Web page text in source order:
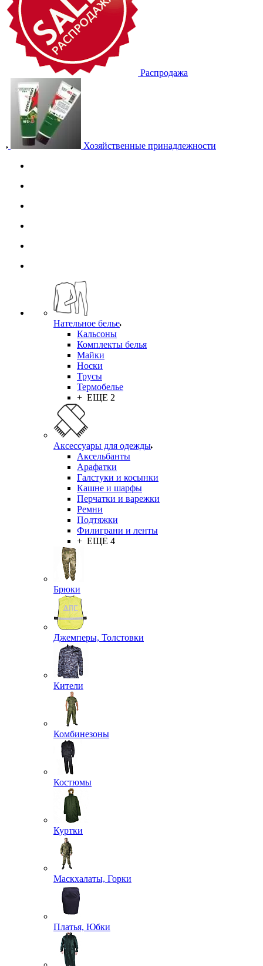
Распродажа
Хозяйственные принадлежности
Нательное белье
Кальсоны
Комплекты белья
Майки
Носки
Трусы
Термобелье
+ ЕЩЕ 2
Аксессуары для одежды
Аксельбанты
Арафатки
Галстуки и косынки
Кашне и шарфы
Перчатки и варежки
Ремни
Подтяжки
Филиграни и ленты
+ ЕЩЕ 4
Брюки
Джемперы, Толстовки
Кители
Комбинезоны
Костюмы
Куртки
Маскхалаты, Горки
Платья, Юбки